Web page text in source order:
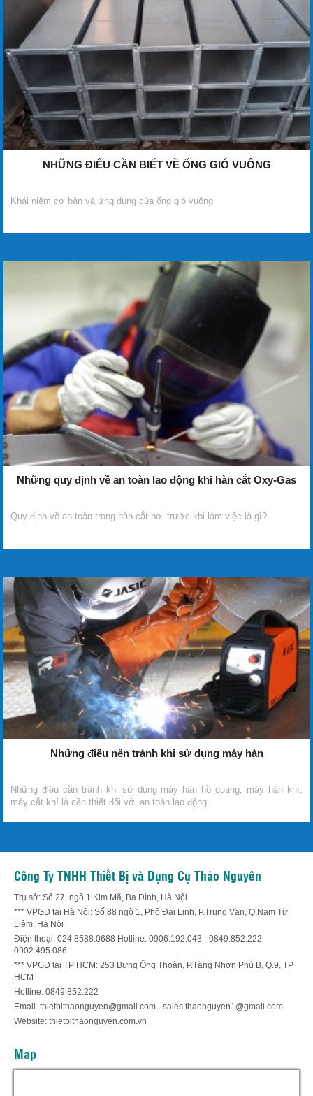
NHỮNG ĐIÊU CẦN BIẾT VỀ ỐNG GIÓ VUÔNG
Khái niệm cơ bản và ứng dụng của ống gió vuông
Những quy định về an toàn lao động khi hàn cắt Oxy-Gas
Quy định về an toàn trong hàn cắt hơi trước khi làm việc là gì?
Những điều nên tránh khi sử dụng máy hàn
Những điều cần tránh khi sử dụng máy hàn hồ quang, máy hàn khí,
máy cắt khí là cần thiết đối với an toàn lao động..
Công Ty TNHH Thiết Bị và Dụng Cụ Thảo Nguyên
Trụ sở: Số 27, ngõ 1 Kim Mã, Ba Đình, Hà Nội
*** VPGD tại Hà Nội: Số 88 ngõ 1, Phố Đại Linh, P.Trung Văn, Q.Nam Từ
Liêm, Hà Nội
Điện thoại: 024.8588.0688 Hotline: 0906.192.043 - 0849.852.222 -
0902.495.086
*** VPGD tại TP HCM: 253 Bưng Ông Thoàn, P.Tăng Nhơn Phú B, Q.9, TP
HCM
Hotline: 0849.852.222
Email. thietbithaonguyen@gmail.com - sales.thaonguyen1@gmail.com
Website: thietbithaonguyen.com.vn
Map